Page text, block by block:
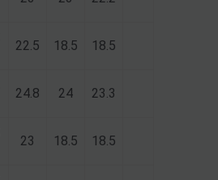
22.5 18.5 18.5
24.8 24 23.3
23 18.5 18.5